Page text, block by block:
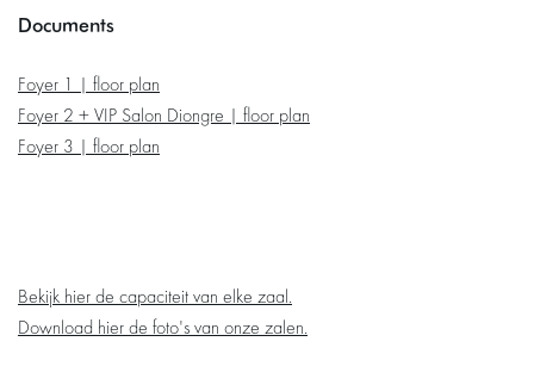
Documents
Foyer 1 | floor plan
Foyer 2 + VIP Salon Diongre | floor plan
Foyer 3 | floor plan
Bekijk hier de capaciteit van elke zaal.
Download hier de foto's van onze zalen.